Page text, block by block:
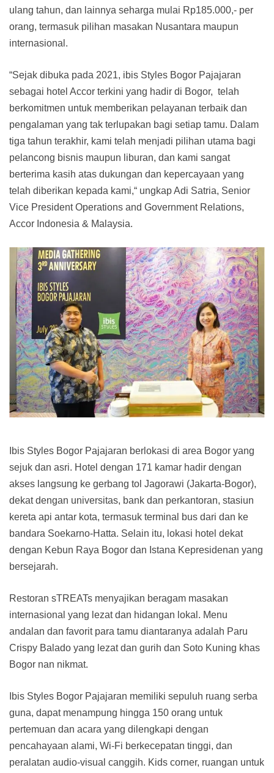
ulang tahun, dan lainnya seharga mulai Rp185.000,- per
orang, termasuk pilihan masakan Nusantara maupun
internasional.
“Sejak dibuka pada 2021, ibis Styles Bogor Pajajaran
sebagai hotel Accor terkini yang hadir di Bogor, telah
berkomitmen untuk memberikan pelayanan terbaik dan
pengalaman yang tak terlupakan bagi setiap tamu. Dalam
tiga tahun terakhir, kami telah menjadi pilihan utama bagi
pelancong bisnis maupun liburan, dan kami sangat
berterima kasih atas dukungan dan kepercayaan yang
telah diberikan kepada kami,“ ungkap Adi Satria, Senior
Vice President Operations and Government Relations,
Accor Indonesia & Malaysia.
Ibis Styles Bogor Pajajaran berlokasi di area Bogor yang
sejuk dan asri. Hotel dengan 171 kamar hadir dengan
akses langsung ke gerbang tol Jagorawi (Jakarta-Bogor),
dekat dengan universitas, bank dan perkantoran, stasiun
kereta api antar kota, termasuk terminal bus dari dan ke
bandara Soekarno-Hatta. Selain itu, lokasi hotel dekat
dengan Kebun Raya Bogor dan Istana Kepresidenan yang
bersejarah.
Restoran sTREATs menyajikan beragam masakan
internasional yang lezat dan hidangan lokal. Menu
andalan dan favorit para tamu diantaranya adalah Paru
Crispy Balado yang lezat dan gurih dan Soto Kuning khas
Bogor nan nikmat.
Ibis Styles Bogor Pajajaran memiliki sepuluh ruang serba
guna, dapat menampung hingga 150 orang untuk
pertemuan dan acara yang dilengkapi dengan
pencahayaan alami, Wi-Fi berkecepatan tinggi, dan
peralatan audio-visual canggih. Kids corner, ruangan untuk